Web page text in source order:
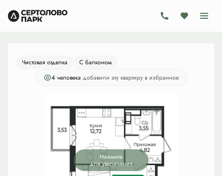
1-комнатная 8 163 100 руб.
Ипотекаот 23 751 руб./мес.
Чистовая отделка
С балконом
4 человекa добавили эту квартиру в избранное
Нажмите
для увеличения